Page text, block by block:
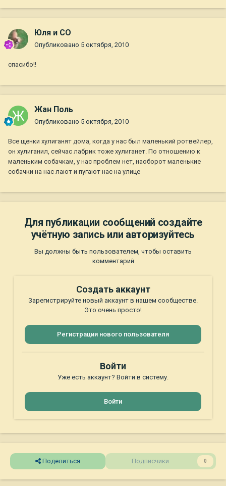
Юля и СО
Опубликовано 5 октября, 2010
спасибо!!
Жан Поль
Опубликовано 5 октября, 2010
Все щенки хулиганят дома, когда у нас был маленький ротвейлер,
он хулиганил, сейчас лабрик тоже хулиганет. По отношению к
маленьким собачкам, у нас проблем нет, наоборот маленькие
собачки на нас лают и пугают нас на улице
Для публикации сообщений создайте
учётную запись или авторизуйтесь
Вы должны быть пользователем, чтобы оставить
комментарий
Создать аккаунт
Зарегистрируйте новый аккаунт в нашем сообществе.
Это очень просто!
Регистрация нового пользователя
Войти
Уже есть аккаунт? Войти в систему.
Войти
Поделиться Подписчики 0